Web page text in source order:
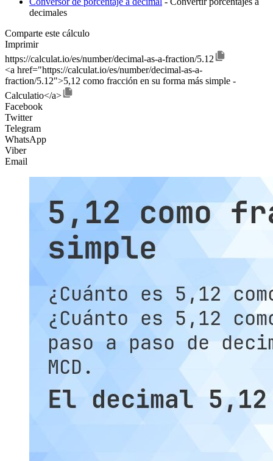
decimales
Comparte este cálculo
Imprimir
https://calculat.io/es/number/decimal-as-a-fraction/5.12
<a href="https://calculat.io/es/number/decimal-as-a-
fraction/5.12">5,12 como fracción en su forma más simple -
Calculatio</a>
Facebook
Twitter
Telegram
WhatsApp
Viber
Email